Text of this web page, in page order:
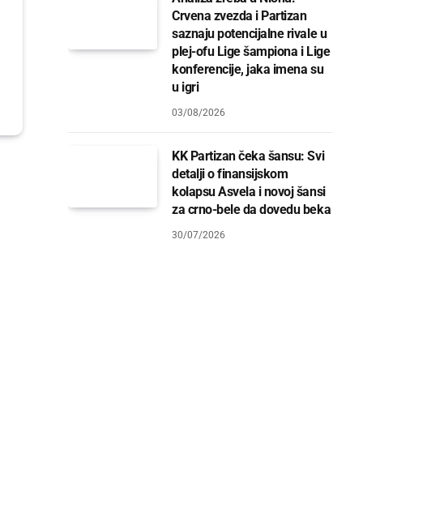
Crvena zvezda i Partizan
saznaju potencijalne rivale u
plej-ofu Lige šampiona i Lige
konferencije, jaka imena su
u igri
03/08/2026
KK Partizan čeka šansu: Svi
detalji o finansijskom
kolapsu Asvela i novoj šansi
za crno-bele da dovedu beka
30/07/2026